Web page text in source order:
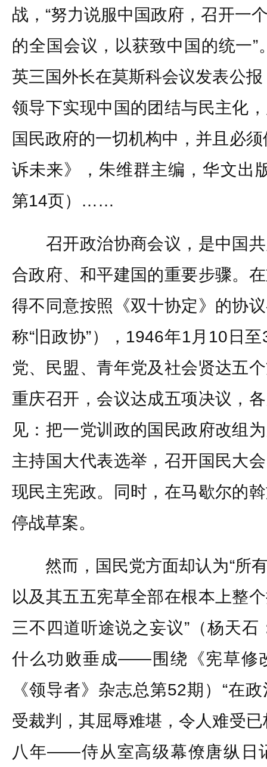
战，“努力说服中国政府，召开一
的全国会议，以获致中国的统一
英三国外长在莫斯科会议发表公
领导下实现中国的团结与民主化
国民政府的一切机构中，并且必
诉未来》，朱维群主编，华文出
第14页）……
召开政治协商会议，是中国共
合政府、和平建国的重要步骤。
得不同意按照《双十协定》的协
称“旧政协”），1946年1月10日
党、民盟、青年党及社会贤达五
重庆召开，会议达成五项决议，
见：把一党训政的国民政府改组
主持国大代表选举，召开国民大
现民主宪政。同时，在马歇尔的
停战草案。
然而，国民党方面却认为“所有
以及其五五宪草全部在根本上整
三不四道听途说之妄议”（杨天
什么功败垂成——围绕《宪草修
《领导者》杂志总第52期）“在
受裁判，其屈辱难堪，令人难受
八年——侍从室高级幕僚唐纵日